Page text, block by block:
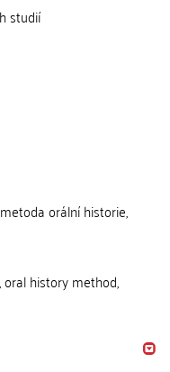
studií
orální historie,
oral history method,